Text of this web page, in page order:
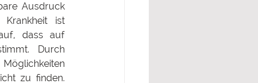
Ausdruck
Krankheit ist
dass auf
Durch
zu finden.